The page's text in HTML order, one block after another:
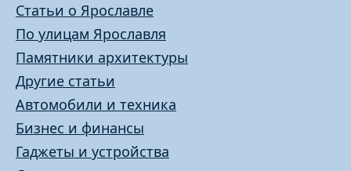
Статьи о Ярославле
По улицам Ярославля
Памятники архитектуры
Другие статьи
Автомобили и техника
Бизнес и финансы
Гаджеты и устройства